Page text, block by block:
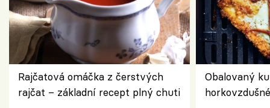
Rajčatová omáčka z čerstvých
rajčat – základní recept plný chuti
Obalovaný